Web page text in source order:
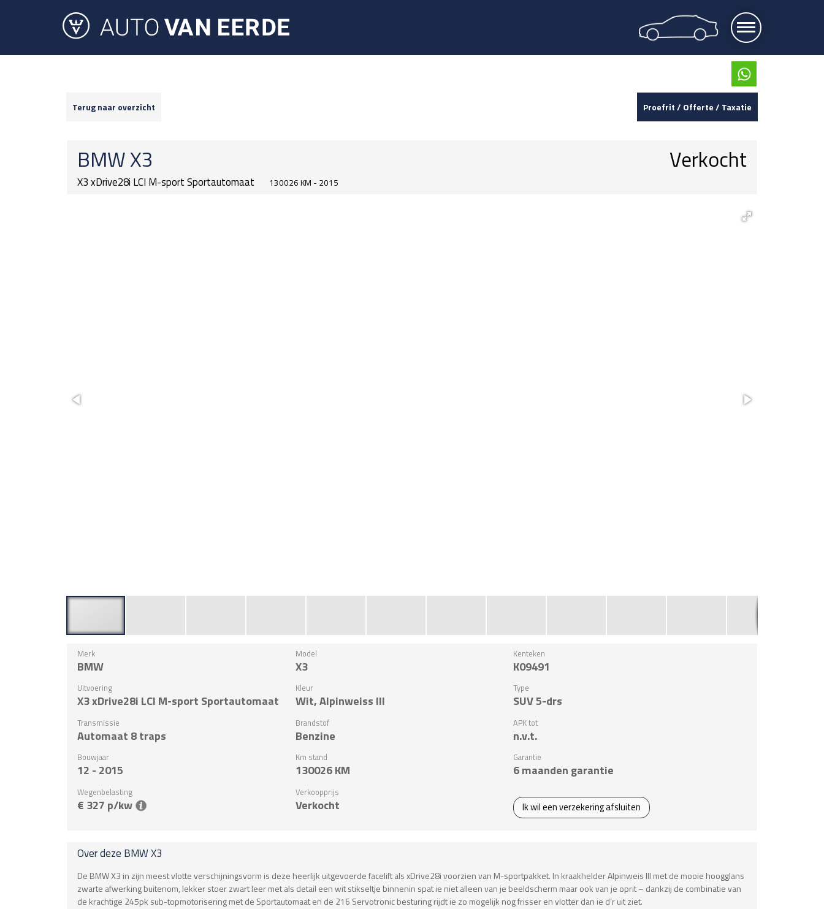
Terug naar overzicht Proefrit / Offerte / Taxatie
BMWX3
X3 xDrive28i LCI M-sport Sportautomaat 130026 KM - 2015
Verkocht
Merk
BMW
Model
X3
Kenteken
K09491
Uitvoering
X3 xDrive28i LCI M-sport Sportautomaat
Kleur
Wit, Alpinweiss III
Type
SUV 5-drs
Transmissie
Automaat 8 traps
Brandstof
Benzine
APK tot
n.v.t.
Bouwjaar
12 - 2015
Km stand
130026KM
Garantie
6 maanden garantie
Wegenbelasting
€ 327 p/kw
Verkoopprijs
Verkocht Ik wil een verzekering afsluiten
Over deze BMWX3
De BMW X3 in zijn meest vlotte verschijningsvorm is deze heerlijk uitgevoerde facelift als xDrive28i voorzien van M-sportpakket. In kraakhelder Alpinweis III met de mooie hoogglans
zwarte afwerking buitenom, lekker stoer zwart leer met als detail een wit stikseltje binnenin spat ie niet alleen van je beeldscherm maar ook van je oprit – dankzij de combinatie van
de krachtige 245pk sub-topmotorisering met de Sportautomaat en de 216 Servotronic besturing rijdt ie zo mogelijk nog frisser en vlotter dan ie d’r uit ziet.